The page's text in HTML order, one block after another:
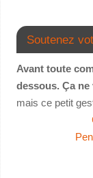
Soutenez
Avant toute
dessous. Ça
mais ce petit